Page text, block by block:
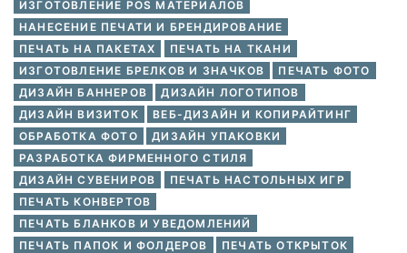
ИЗГОТОВЛЕНИЕ POS МАТЕРИАЛОВ
НАНЕСЕНИЕ ПЕЧАТИ И БРЕНДИРОВАНИЕ
ПЕЧАТЬ НА ПАКЕТАХ
ПЕЧАТЬ НА ТКАНИ
ИЗГОТОВЛЕНИЕ БРЕЛКОВ И ЗНАЧКОВ
ПЕЧАТЬ ФОТО
ДИЗАЙН БАННЕРОВ
ДИЗАЙН ЛОГОТИПОВ
ДИЗАЙН ВИЗИТОК
ВЕБ-ДИЗАЙН И КОПИРАЙТИНГ
ОБРАБОТКА ФОТО
ДИЗАЙН УПАКОВКИ
РАЗРАБОТКА ФИРМЕННОГО СТИЛЯ
ДИЗАЙН СУВЕНИРОВ
ПЕЧАТЬ НАСТОЛЬНЫХ ИГР
ПЕЧАТЬ КОНВЕРТОВ
ПЕЧАТЬ БЛАНКОВ И УВЕДОМЛЕНИЙ
ПЕЧАТЬ ПАПОК И ФОЛДЕРОВ
ПЕЧАТЬ ОТКРЫТОК